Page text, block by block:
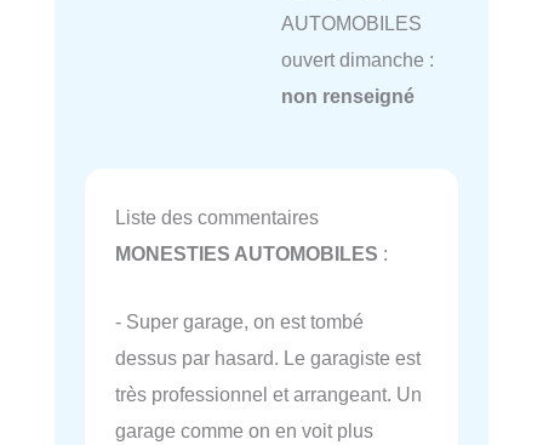
AUTOMOBILES
ouvert dimanche :
non renseigné
Liste des commentaires
MONESTIES AUTOMOBILES :
- Super garage, on est tombé
dessus par hasard. Le garagiste est
très professionnel et arrangeant. Un
garage comme on en voit plus